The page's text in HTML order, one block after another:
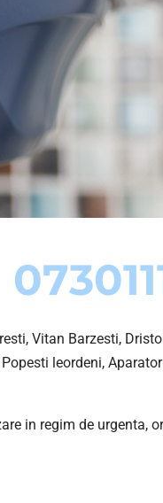
Vitan Barzesti,
leordeni,
in regim de urgenta,